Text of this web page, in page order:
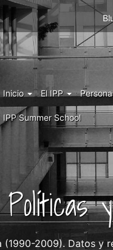
top
IPP
Menu
Inicio El IPP
IPP Summer School
2009). Datos